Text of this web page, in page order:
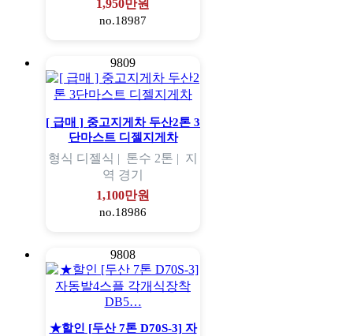
1,950만원
no.18987
9809
[ 급매 ] 중고지게차 두산2톤 3
단마스트 디젤지게차
형식 디젤식 | 톤수 2톤 | 지
역 경기
1,100만원
no.18986
9808
★할인 [두산 7톤 D70S-3] 자